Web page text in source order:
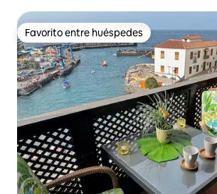
Favorito entre huéspedes
Favorito entre huéspedes